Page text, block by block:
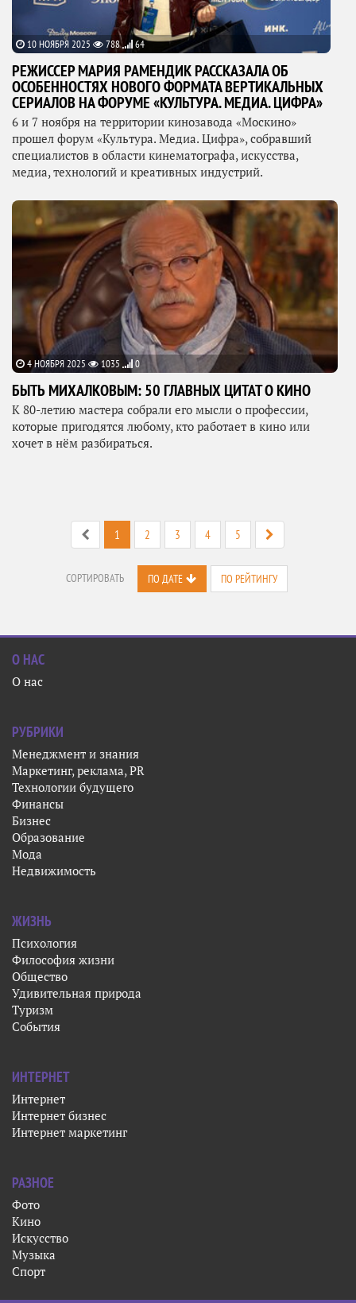
10 НОЯБРЯ 2025 788 64
РЕЖИССЕР МАРИЯ РАМЕНДИК РАССКАЗАЛА ОБ
ОСОБЕННОСТЯХ НОВОГО ФОРМАТА ВЕРТИКАЛЬНЫХ
СЕРИАЛОВ НА ФОРУМЕ «КУЛЬТУРА. МЕДИА. ЦИФРА»
6 и 7 ноября на территории кинозавода «Москино»
прошел форум «Культура. Медиа. Цифра», собравший
специалистов в области кинематографа, искусства,
медиа, технологий и креативных индустрий.
4 НОЯБРЯ 2025 1035 0
БЫТЬ МИХАЛКОВЫМ: 50 ГЛАВНЫХ ЦИТАТ О КИНО
К 80-летию мастера собрали его мысли о профессии,
которые пригодятся любому, кто работает в кино или
хочет в нём разбираться.
1 2 3 4 5
СОРТИРОВАТЬ ПО ДАТЕ ПО РЕЙТИНГУ
О НАС
О нас
РУБРИКИ
Менеджмент и знания
Маркетинг, реклама, PR
Технологии будущего
Финансы
Бизнес
Образование
Мода
Недвижимость
ЖИЗНЬ
Психология
Философия жизни
Общество
Удивительная природа
Туризм
События
ИНТЕРНЕТ
Интернет
Интернет бизнес
Интернет маркетинг
РАЗНОЕ
Фото
Кино
Искусство
Музыка
Спорт